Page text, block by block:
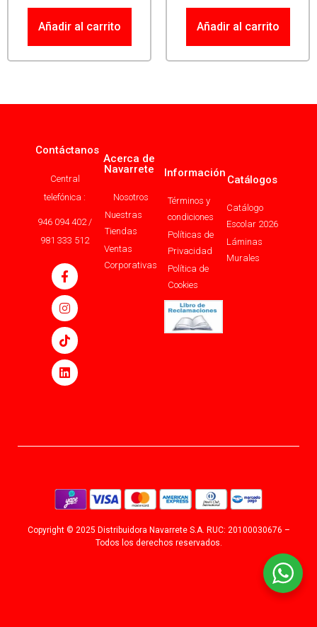
Añadir al carrito Añadir al carrito
Contáctanos
Central
telefónica :
946 094 402 /
981 333 512
Acerca de
Navarrete
Nosotros
Nuestras
Tiendas
Ventas
Corporativas
Información
Términos y
condiciones
Políticas de
Privacidad
Política de
Cookies
Catálogos
Catálogo
Escolar 2026
Láminas
Murales
Copyright © 2025 Distribuidora Navarrete S.A. RUC: 20100030676 –
Todos los derechos reservados.